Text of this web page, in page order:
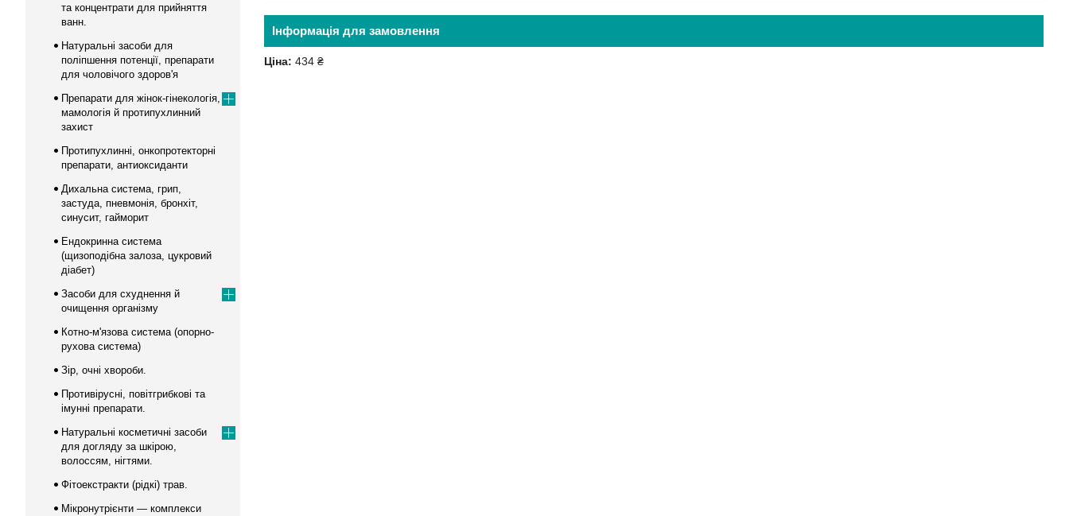
Інформація для замовлення
Ціна: 434 ₴
та концентрати для прийняття
ванн.
Натуральні засоби для
поліпшення потенції, препарати
для чоловічого здоров'я
Препарати для жінок-гінекологія,
мамологія й протипухлинний
захист
Протипухлинні, онкопротекторні
препарати, антиоксиданти
Дихальна система, грип,
застуда, пневмонія, бронхіт,
синусит, гайморит
Ендокринна система
(щизоподібна залоза, цукровий
діабет)
Засоби для схуднення й
очищення організму
Котно-м'язова система (опорно-
рухова система)
Зір, очні хвороби.
Противірусні, повітгрибкові та
імунні препарати.
Натуральні косметичні засоби
для догляду за шкірою,
волоссям, нігтями.
Фітоекстракти (рідкі) трав.
Мікронутрієнти — комплекси